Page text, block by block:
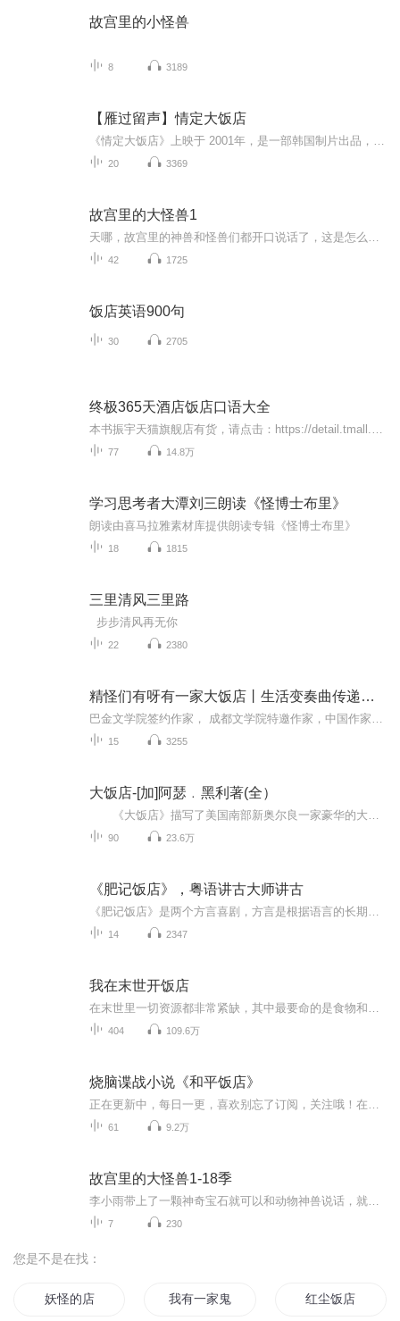
故宫里的小怪兽
8 3189
【雁过留声】情定大饭店
20 3369
故宫里的大怪兽1
42 1725
饭店英语900句
30 2705
终极365天酒店饭店口语大全
77 14.8万
学习思考者大潭刘三朗读《怪博士布里》
朗读由喜马拉雅素材库提供朗读专辑《怪博士布里》
18 1815
三里清风三里路
步步清风再无你
22 2380
精怪们有呀有一家大饭店丨生活变奏曲传递人生大智慧
15 3255
大饭店-[加]阿瑟﹒黑利著(全）
90 23.6万
《肥记饭店》，粤语讲古大师讲古
14 2347
我在末世开饭店
404 109.6万
烧脑谍战小说《和平饭店》
61 9.2万
故宫里的大怪兽1-18季
7 230
您是不是在找：
妖怪的店 我有一家鬼饭店 红尘饭店